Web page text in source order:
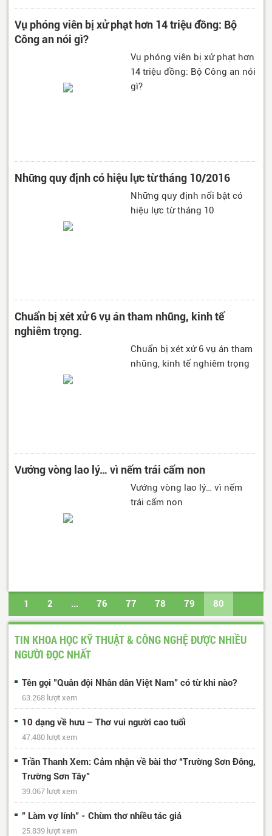
Vụ phóng viên bị xử phạt hơn 14 triệu đồng: Bộ
Công an nói gì?
Vụ phóng viên bị xử phạt hơn
14 triệu đồng: Bộ Công an nói
gì?
Những quy định có hiệu lực từ tháng 10/2016
Những quy định nổi bật có
hiệu lực từ tháng 10
Chuẩn bị xét xử 6 vụ án tham nhũng, kinh tế
nghiêm trọng.
Chuẩn bị xét xử 6 vụ án tham
nhũng, kinh tế nghiêm trọng
Vướng vòng lao lý… vì nếm trái cấm non
Vướng vòng lao lý… vì nếm
trái cấm non
1 2 ... 76 77 78 79 80
81 82 Trang cuối
TIN KHOA HỌC KỸ THUẬT & CÔNG NGHỆ ĐƯỢC NHIỀU
NGƯỜI ĐỌC NHẤT
Tên gọi "Quân đội Nhân dân Việt Nam" có từ khi nào?
63.268 lượt xem
10 dạng về hưu – Thơ vui người cao tuổi
47.480 lượt xem
Trần Thanh Xem: Cảm nhận về bài thơ “Trường Sơn Đông,
Trường Sơn Tây”
39.067 lượt xem
" Làm vợ lính" - Chùm thơ nhiều tác giả
25.839 lượt xem